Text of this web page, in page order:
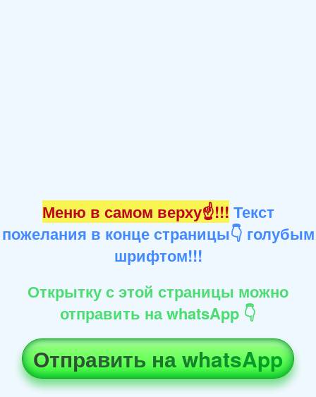
Меню в самом верху☝!!! Текст
пожелания в конце страницы👇 голубым
шрифтом!!!
Открытку с этой страницы можно
отправить на whatsApp 👇
Отправить на whatsApp